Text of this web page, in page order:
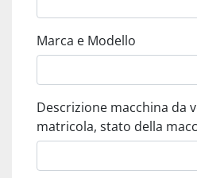
Marca e Modello
Descrizione macchina da vendere (dati tecnici principali, anno produzione,
matricola, stato della